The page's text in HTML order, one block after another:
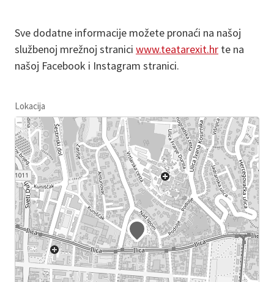
Sve dodatne informacije možete pronaći na našoj
službenoj mrežnoj stranici www.teatarexit.hr te na
našoj Facebook i Instagram stranici.
Lokacija